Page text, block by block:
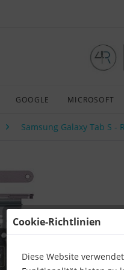
GOOGLE MICROSOFT
Samsung Galaxy Tab S -
Cookie-Richtlinien
Diese Website